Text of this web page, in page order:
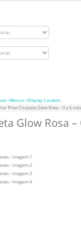
>Menus->Display Location.
Price Chupeta Glow Rosa – 0 a 6
Glow Rosa